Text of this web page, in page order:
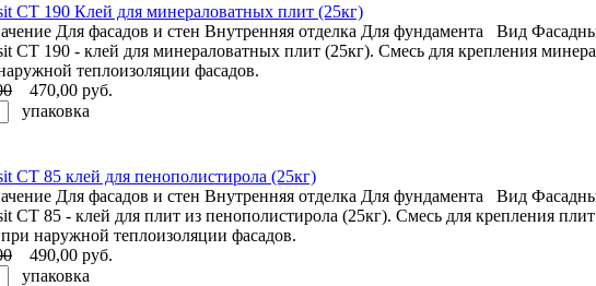
CT 190 Клей для минераловатных плит (25кг)
Для фасадов и стен Внутренняя отделка Для фундамента Вид
CT 190 - клей для минераловатных плит (25кг). Смесь для крепления
теплоизоляции фасадов.
470,00 руб.
упаковка
CT 85 клей для пенополистирола (25кг)
Для фасадов и стен Внутренняя отделка Для фундамента Вид
CT 85 - клей для плит из пенополистирола (25кг). Смесь для крепления
при наружной теплоизоляции фасадов.
490,00 руб.
упаковка